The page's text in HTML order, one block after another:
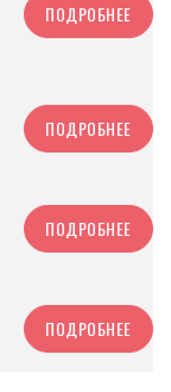
ПОДРОБНЕЕ
ПОДРОБНЕЕ
ПОДРОБНЕЕ
ПОДРОБНЕЕ